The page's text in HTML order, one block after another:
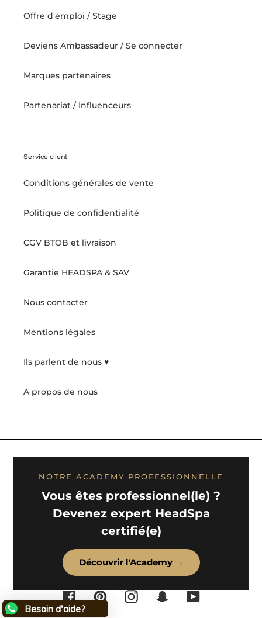
Offre d'emploi / Stage
Deviens Ambassadeur / Se connecter
Marques partenaires
Partenariat / Influenceurs
Service client
Conditions générales de vente
Politique de confidentialité
CGV BTOB et livraison
Garantie HEADSPA & SAV
Nous contacter
Mentions légales
Ils parlent de nous ♥️
A propos de nous
NOTRE ACADEMY PROFESSIONNELLE
Vous êtes professionnel(le) ?
Devenez expert HeadSpa
certifié(e)
Découvrir l'Academy →
FacebookPinterestInstagramSnapchatYouTube
Besoin d'aide?